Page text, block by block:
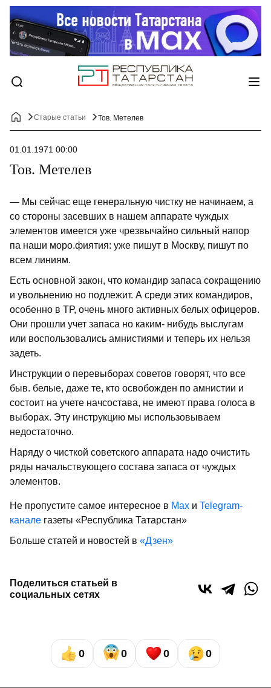
Старые статьи Тов. Метелев
01.01.1971 00:00
Тов. Метелев
— Мы сейчас еще генеральную чистку не начинаем, а
со стороны засевших в нашем аппарате чуждых
элементов имеется уже чрезвычайно сильный напор
па наши моро.фиятия: уже пишут в Москву, пишут по
всем линиям.
Есть основной закон, что командир запаса сокращению
и увольнению но под­лежит. А среди этих командиров,
особенно в ТР, очень много активных белых офи­церов.
Они прошли учет запаса но каким- нибудь выслугам
или воспользовались ам­нистиями и теперь их нельзя
задеть.
Инструкции о перевыборах советов го­ворят, что все
быв. белые, даже те, кто освобожден по амнистии и
состоит на учете начсостава, не имеют права голоса в
выборах. Эту инструкцию мы использовываем
недостаточно.
Наряду о чисткой советского аппарата надо очистить
ряды начальствующего со­става запаса от чуждых
элементов.
Не пропустите самое интересное в Max и Telegram-
канале газеты «Республика Татарстан»
Больше статей и новостей в «Дзен»
Поделиться статьей в
социальных сетях
0 0 0 0